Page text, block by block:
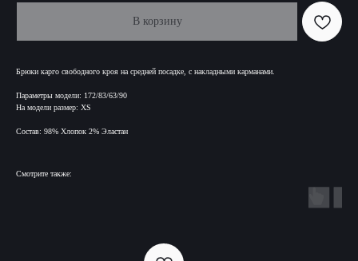
В корзину
Брюки карго свободного кроя на средней посадке, с накладными карманами.
Параметры модели: 172/83/63/90
На модели размер: XS
Состав: 98% Хлопок 2% Эластан
Смотрите также: